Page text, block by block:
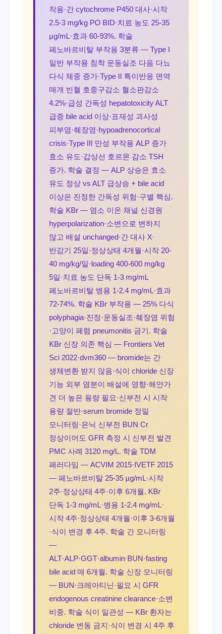
작용·간 cytochrome P450 대사·시작
2.5-3 mg/kg PO BID·치료 농도 25-35
µg/mL·효과 60-93%. 학술
페노바르비탈 부작용 3분류 — Type I
일반 부작용 침착 운동실조 다음 다뇨
다식 체중 증가·Type II 특이반응 면역
매개 빈혈 호중구감소 혈소판감소
4.2%·급성 간독성 hepatotoxicity ALT
급증 bile acid 이상·표재성 괴사성
피부염·췌장염·hypoadrenocortical
crisis·Type III 만성 부작용 ALP 증가
효소 유도·갑상선 호르몬 감소 TSH
증가. 학술 결정 — ALP 상승은 효소
유도 정상 vs ALT 급상승 + bile acid
이상은 진정한 간독성 위험·구별 핵심.
학술 KBr — 염소 이온 채널 신경원
hyperpolarization·소변으로 변하지
않고 배설 unchanged·간 대사 X·
반감기 25일·정상상태 4개월·시작 20-
40 mg/kg/일·loading 400-600 mg/kg
5일·치료 농도 단독 1-3 mg/mL
페노바르비탈 병용 1-2.4 mg/mL·효과
72-74%. 학술 KBr 부작용 — 25% 다식
polyphagia·진정·운동실조·췌장염 위험
·고양이 폐렴 pneumonitis 금기. 학술
KBr 신장 의존 핵심 — Frontiers Vet
Sci 2022·dvm360 — bromide는 간
생체변환 받지 않음·식이 chloride 신장
기능 외부 염분이 배설에 영향·해안가
견 더 높은 용량 필요·신부전 시 시작
용량 절반·serum bromide 정밀
모니터링·은닉 신부전 BUN Cr
정상이어도 GFR 측정 시 신부전 발견
PMC 사례 3120 mg/L. 학술 TDM
패러다임 — ACVIM 2015·IVETF 2015
— 페노바르비탈 25-35 µg/mL·시작
2주·정상상태 4주·이후 6개월. KBr
단독 1-3 mg/mL·병용 1-2.4 mg/mL·
시작 4주·정상상태 4개월·이후 3-6개월
·식이 변경 후 4주. 학술 간 모니터링
—
ALT·ALP·GGT·albumin·BUN·fasting
bile acid 매 6개월. 학술 신장 모니터링
— BUN·크레아티닌·필요 시 GFR
endogenous creatinine clearance·소변
비중. 학술 식이 일관성 — KBr 환자는
chloride 변동 금지·식이 변경 시 4주 후